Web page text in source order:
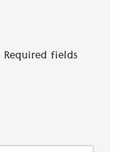
Required fields